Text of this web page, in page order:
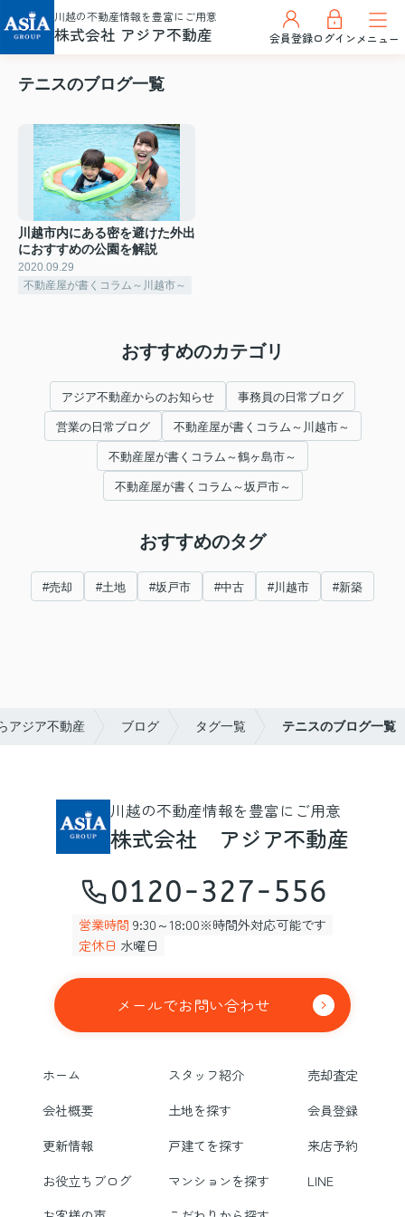
川越の不動産情報を豊富にご用意
株式会社 アジア不動産 会員登録ログインメニュー
テニスのブログ一覧
川越市内にある密を避けた外出
におすすめの公園を解説
2020.09.29
不動産屋が書くコラム～川越市～
おすすめのカテゴリ
アジア不動産からのお知らせ 事務員の日常ブログ
営業の日常ブログ 不動産屋が書くコラム～川越市～
不動産屋が書くコラム～鶴ヶ島市～
不動産屋が書くコラム～坂戸市～
おすすめのタグ
#売却 #土地 #坂戸市 #中古 #川越市 #新築
アジア不動産 ブログ タグ一覧 テニスのブログ一覧
川越の不動産情報を豊富にご用意
株式会社 アジア不動産
0120-327-556
営業時間 9:30～18:00※時間外対応可能です
定休日 水曜日
メールでお問い合わせ
ホーム スタッフ紹介
売却査定
会社概要
土地を探す
会員登録
更新情報
戸建てを探す
来店予約
お役立ちブログ
マンションを探す
LINE